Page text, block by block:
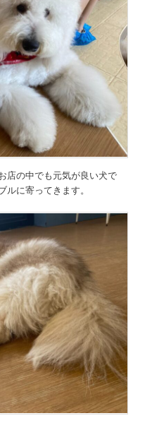
店の中でも元気が良い犬で
に寄ってきます。